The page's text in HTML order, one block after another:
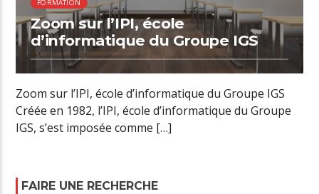
FORMATION
Zoom sur l’IPI, école
d’informatique du Groupe IGS
Zoom sur l’IPI, école d’informatique du Groupe IGS
Créée en 1982, l’IPI, école d’informatique du Groupe
IGS, s’est imposée comme […]
FAIRE UNE RECHERCHE